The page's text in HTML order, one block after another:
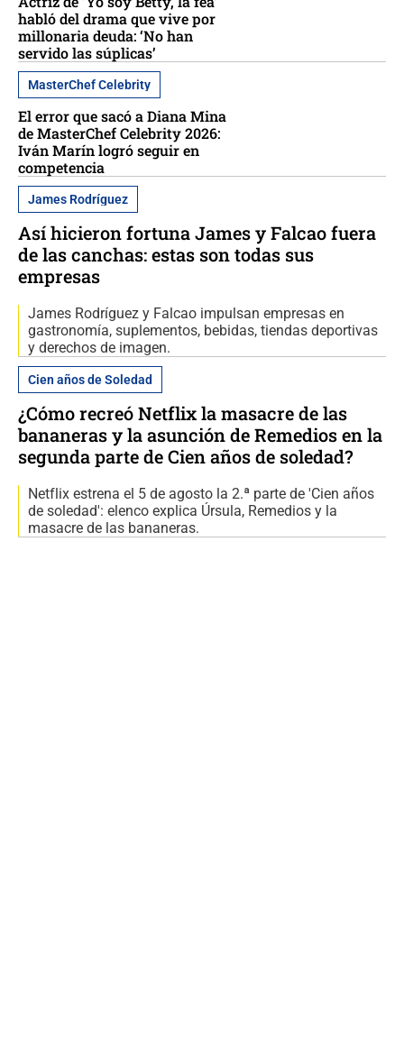
habló del drama que vive por
millonaria deuda: ‘No han
servido las súplicas’
MasterChef Celebrity
El error que sacó a Diana Mina
de MasterChef Celebrity 2026:
Iván Marín logró seguir en
competencia
James Rodríguez
Así hicieron fortuna James y Falcao fuera
de las canchas: estas son todas sus
empresas
James Rodríguez y Falcao impulsan empresas en
gastronomía, suplementos, bebidas, tiendas deportivas
y derechos de imagen.
Cien años de Soledad
¿Cómo recreó Netflix la masacre de las
bananeras y la asunción de Remedios en la
segunda parte de Cien años de soledad?
Netflix estrena el 5 de agosto la 2.ª parte de 'Cien años
de soledad': elenco explica Úrsula, Remedios y la
masacre de las bananeras.